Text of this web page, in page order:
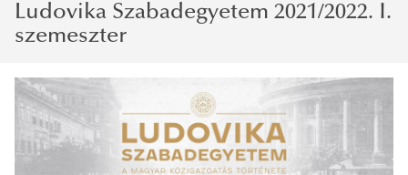
Ludovika Szabadegyetem 2021/2022. I.
szemeszter